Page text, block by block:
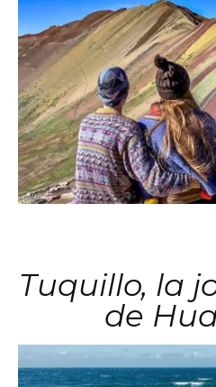
Tuquillo, la
de